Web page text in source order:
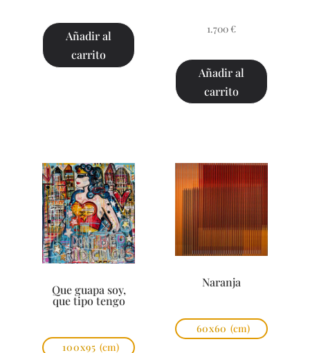
Añadir al
carrito
1.700 €
Añadir al
carrito
Que guapa soy,
que tipo tengo
100x95 (cm)
Naranja
60x60 (cm)